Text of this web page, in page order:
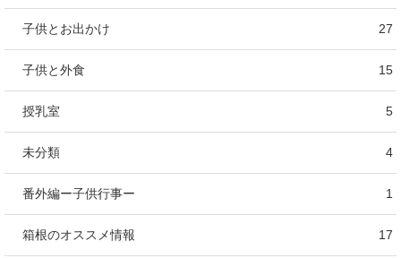
子供とお出かけ 27
子供と外食 15
授乳室 5
未分類 4
番外編ー子供行事ー 1
箱根のオススメ情報 17